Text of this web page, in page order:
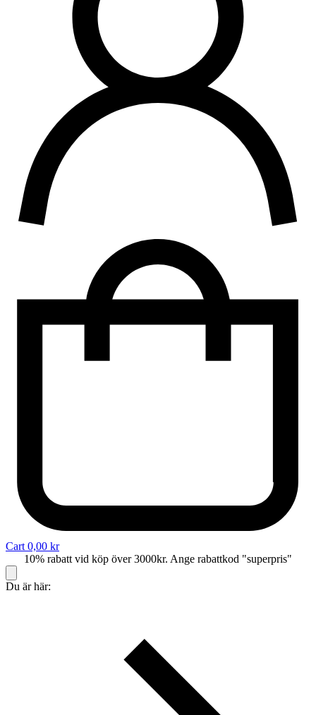
Cart 0,00 kr
10% rabatt vid köp över 3000kr. Ange rabattkod "superpris"
Du är här: